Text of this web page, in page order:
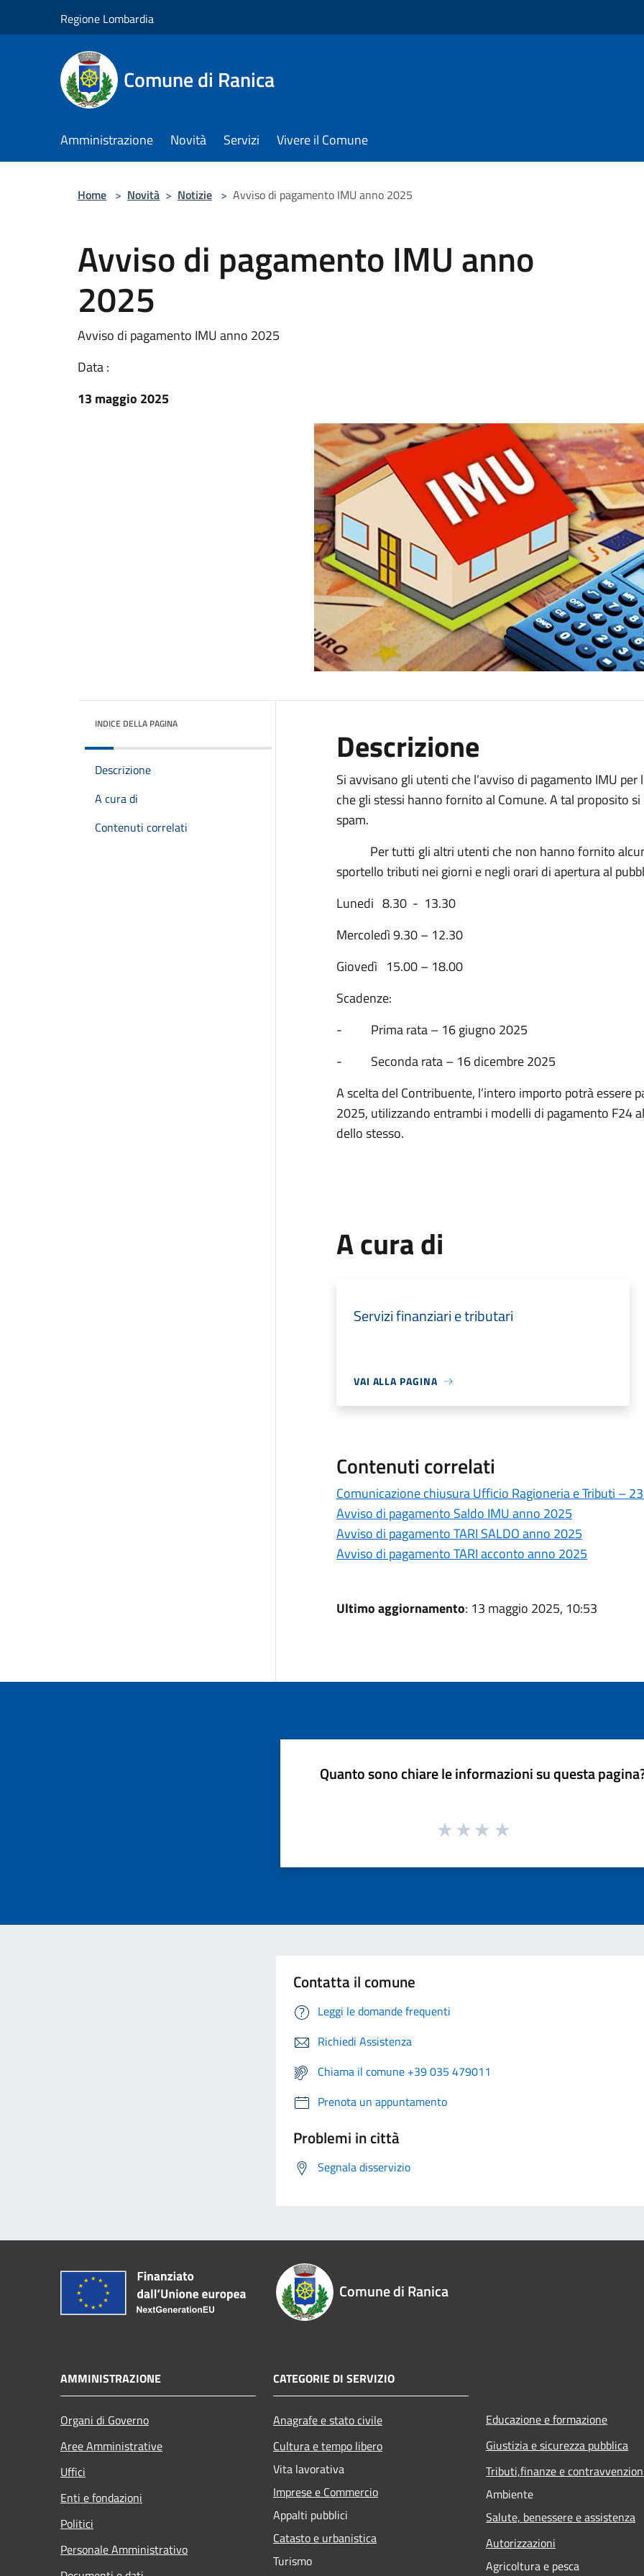
Regione Lombardia
Comune di Ranica
Amministrazione Novità Servizi Vivere il Comune
Home > Novità > Notizie > Avviso di pagamento IMU anno 2025
Avviso di pagamento IMU anno
2025
Avviso di pagamento IMU anno 2025
Data :
13 maggio 2025
INDICE DELLA PAGINA
Descrizione
A cura di
Contenuti correlati
Descrizione
Si avvisano gli utenti che l’avviso di pagamento IMU
che gli stessi hanno fornito al Comune. A tal proposito
spam.
Per tutti gli altri utenti che non hanno fornito
sportello tributi nei giorni e negli orari di apertura al
Lunedi 8.30 - 13.30
Mercoledì 9.30 – 12.30
Giovedì 15.00 – 18.00
Scadenze:
- Prima rata – 16 giugno 2025
- Seconda rata – 16 dicembre 2025
A scelta del Contribuente, l’intero importo potrà essere
2025, utilizzando entrambi i modelli di pagamento F24
dello stesso.
A cura di
Servizi finanziari e tributari
VAI ALLA PAGINA
Contenuti correlati
Comunicazione chiusura Ufficio Ragioneria e Tributi –
Avviso di pagamento Saldo IMU anno 2025
Avviso di pagamento TARI SALDO anno 2025
Avviso di pagamento TARI acconto anno 2025
Ultimo aggiornamento: 13 maggio 2025, 10:53
Quanto sono chiare le informazioni su questa
Contatta il comune
Leggi le domande frequenti
Richiedi Assistenza
Chiama il comune +39 035 479011
Prenota un appuntamento
Problemi in città
Segnala disservizio
Comune di Ranica
AMMINISTRAZIONE
Organi di Governo
Aree Amministrative
Uffici
Enti e fondazioni
Politici
Personale Amministrativo
CATEGORIE DI SERVIZIO
Anagrafe e stato civile
Cultura e tempo libero
Vita lavorativa
Imprese e Commercio
Appalti pubblici
Catasto e urbanistica
Turismo
Educazione e formazione
Giustizia e sicurezza pubblica
Tributi,finanze e
Ambiente
Salute, benessere e assistenza
Autorizzazioni
Agricoltura e pesca